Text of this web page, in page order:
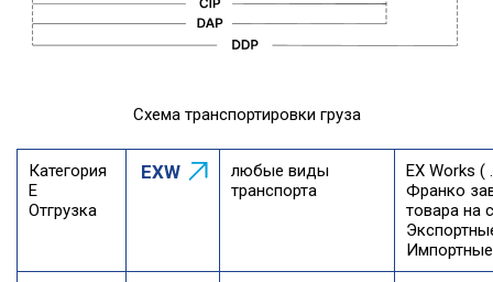
Схема транспортировки груза
Категория
E
Отгрузка
EXW
любые виды
транспорта
EX Works (
Франко
товара на